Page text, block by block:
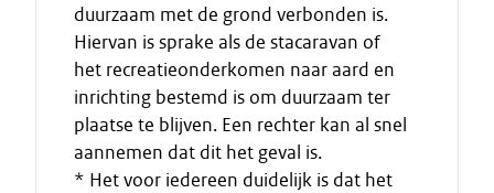
duurzaam met de grond verbonden is.
Hiervan is sprake als de stacaravan of
het recreatieonderkomen naar aard en
inrichting bestemd is om duurzaam ter
plaatse te blijven. Een rechter kan al snel
aannemen dat dit het geval is.
* Het voor iedereen duidelijk is dat het